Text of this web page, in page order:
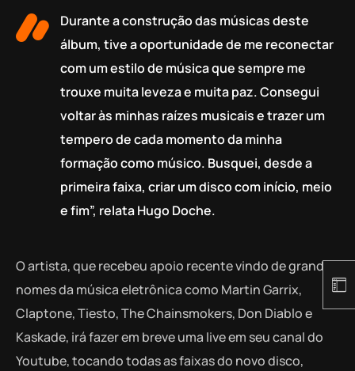
Durante a construção das músicas deste
álbum, tive a oportunidade de me reconectar
com um estilo de música que sempre me
trouxe muita leveza e muita paz. Consegui
voltar às minhas raízes musicais e trazer um
tempero de cada momento da minha
formação como músico. Busquei, desde a
primeira faixa, criar um disco com início, meio
e fim”, relata Hugo Doche.
O artista, que recebeu apoio recente vindo de grandes
nomes da música eletrônica como Martin Garrix,
Claptone, Tiesto, The Chainsmokers, Don Diablo e
Kaskade, irá fazer em breve uma live em seu canal do
Youtube, tocando todas as faixas do novo disco,